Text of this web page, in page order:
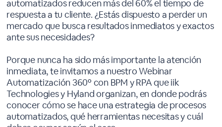
automatizados reducen más del 60% el tiempo de
respuesta a tu cliente. ¿Estás dispuesto a perder un
mercado que busca resultados inmediatos y exactos
ante sus necesidades?
Porque nunca ha sido más importante la atención
inmediata, te invitamos a nuestro Webinar
Automatización 360º con BPM y RPA que iik
Technologies y Hyland organizan, en donde podrás
conocer cómo se hace una estrategia de procesos
automatizados, qué herramientas necesitas y cuál